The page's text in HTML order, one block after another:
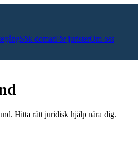
Sök domarFör juristerOm oss
Hitta rätt juridisk hjälp nära dig.